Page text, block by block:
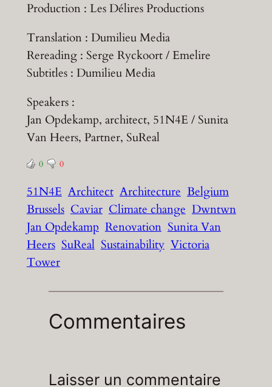
Production : Les Délires Productions
Translation : Dumilieu Media
Rereading : Serge Ryckoort / Emelire
Subtitles : Dumilieu Media
Speakers :
Jan Opdekamp, architect, 51N4E / Sunita
Van Heers, Partner, SuReal
0 0
51N4E Architect Architecture Belgium
Brussels Caviar Climate change Dwntwn
Jan Opdekamp Renovation Sunita Van
Heers SuReal Sustainability Victoria
Tower
Commentaires
Laisser un commentaire